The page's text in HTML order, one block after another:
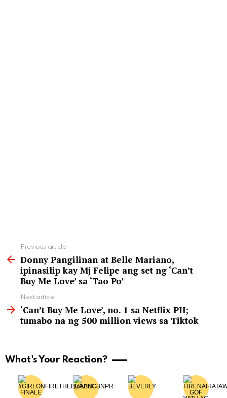
more
Previous article
Donny Pangilinan at Belle Mariano,
ipinasilip kay Mj Felipe ang set ng ‘Can’t
Buy Me Love’ sa ‘Tao Po’
Next article
‘Can’t Buy Me Love’, no. 1 sa Netflix PH;
tumabo na ng 500 million views sa Tiktok
What's Your Reaction?